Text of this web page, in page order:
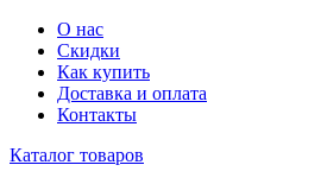
О нас
Скидки
Как купить
Доставка и оплата
Контакты
Каталог товаров